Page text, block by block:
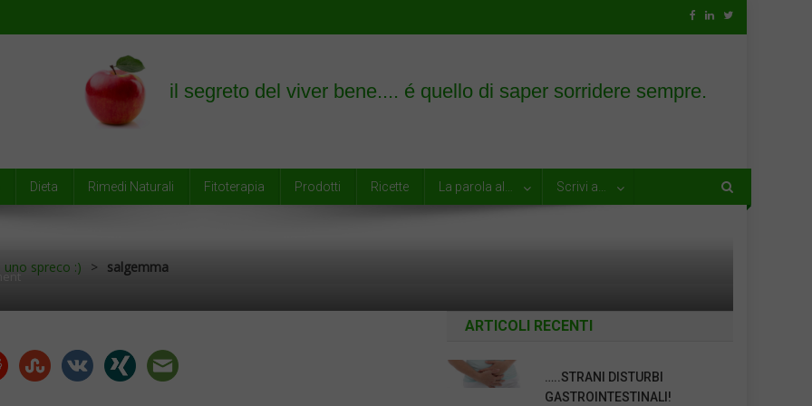
Dieta Rimedi Naturali Fitoterapia Prodotti Ricette La parola al… Scrivi a…
uno spreco :) > salgemma
On
ARTICOLI RECENTI
…..STRANI DISTURBI
GASTROINTESTINALI!